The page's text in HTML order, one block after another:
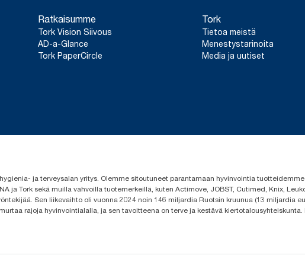
Ratkaisumme
Tork Vision Siivous
AD-a-Glance
Tork PaperCircle
Tork
Tietoa meistä
Menestystarinoita
Media ja uutiset
ja terveysalan yritys. Olemme sitoutuneet parantamaan hyvinvointia
ja Tork sekä muilla vahvoilla tuotemerkeillä, kuten Actimove, JOBST, Cutimed, Knix,
Sen liikevaihto oli vuonna 2024 noin 146 miljardia Ruotsin kruunua (13 miljardia
rajoja hyvinvointialalla, ja sen tavoitteena on terve ja kestävä